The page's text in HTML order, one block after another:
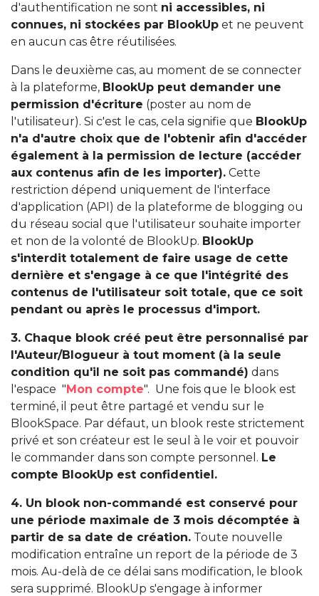
d'authentification ne sont ni accessibles, ni
connues, ni stockées par BlookUp et ne peuvent
en aucun cas être réutilisées.
Dans le deuxième cas, au moment de se connecter
à la plateforme, BlookUp peut demander une
permission d'écriture (poster au nom de
l'utilisateur). Si c'est le cas, cela signifie que BlookUp
n'a d'autre choix que de l'obtenir afin d'accéder
également à la permission de lecture (accéder
aux contenus afin de les importer). Cette
restriction dépend uniquement de l'interface
d'application (API) de la plateforme de blogging ou
du réseau social que l'utilisateur souhaite importer
et non de la volonté de BlookUp. BlookUp
s'interdit totalement de faire usage de cette
dernière et s'engage à ce que l'intégrité des
contenus de l'utilisateur soit totale, que ce soit
pendant ou après le processus d'import.
3. Chaque blook créé peut être personnalisé par
l'Auteur/Blogueur à tout moment (à la seule
condition qu'il ne soit pas commandé) dans
l'espace "Mon compte". Une fois que le blook est
terminé, il peut être partagé et vendu sur le
BlookSpace. Par défaut, un blook reste strictement
privé et son créateur est le seul à le voir et pouvoir
le commander dans son compte personnel. Le
compte BlookUp est confidentiel.
4. Un blook non-commandé est conservé pour
une période maximale de 3 mois décomptée à
partir de sa date de création. Toute nouvelle
modification entraîne un report de la période de 3
mois. Au-delà de ce délai sans modification, le blook
sera supprimé. BlookUp s'engage à informer